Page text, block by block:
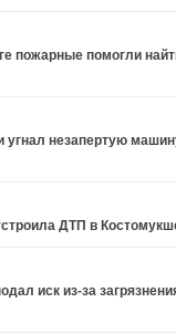
пожарные помогли
угнал незапертую
ДТП в
иск из-за